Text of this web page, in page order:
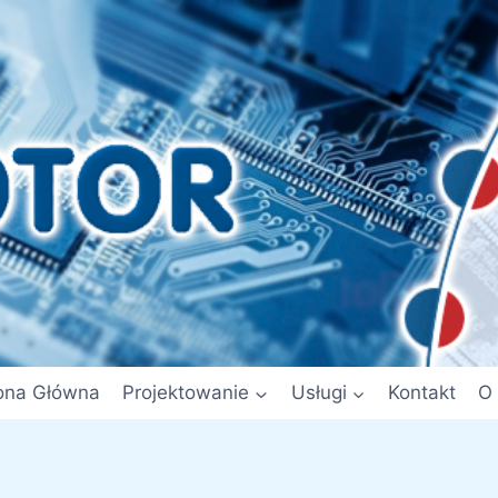
Główna Projektowanie Usługi Kontakt O